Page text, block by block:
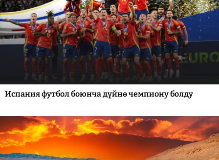
Испания футбол боюнча дүйнө чемпиону болду